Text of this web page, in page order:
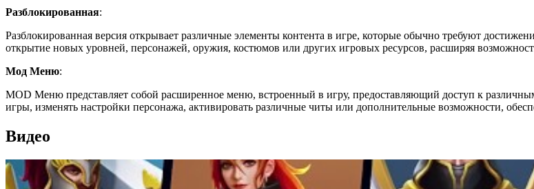
Разблокированная:
Разблокированная версия открывает различные элементы контента в игре, которые обычно требуют
открытие новых уровней, персонажей, оружия, костюмов или других игровых ресурсов, расширяя
Мод Меню:
MOD Меню представляет собой расширенное меню, встроенный в игру, предоставляющий доступ к
игры, изменять настройки персонажа, активировать различные читы или дополнительные возможности,
Видео